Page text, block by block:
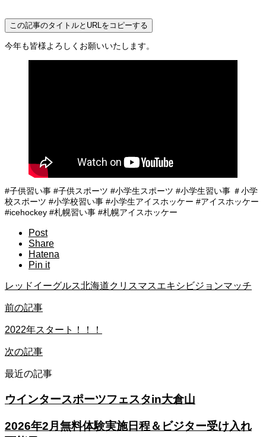
この記事のタイトルとURLをコピーする
今年も皆様よろしくお願いいたします。
#子供習い事 #子供スポーツ #小学生スポーツ #小学生習い事 ＃小学
校スポーツ #小学校習い事 #小学生アイスホッケー #アイスホッケー
#icehockey #札幌習い事 #札幌アイスホッケー
Post
Share
Hatena
Pin it
レッドイーグルス北海道クリスマスエキシビジョンマッチ
前の記事
2022年スタート！！！
次の記事
最近の記事
ウインタースポーツフェスタin大倉山
2026年2月無料体験実施日程＆ビジター受け入れ